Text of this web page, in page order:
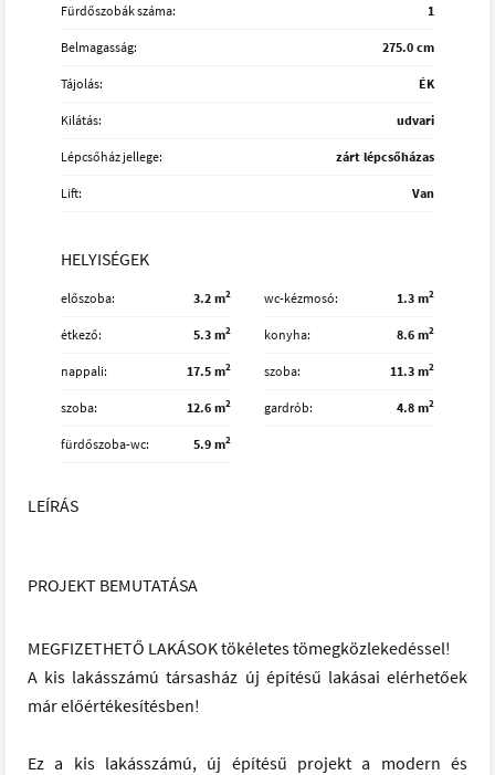
Fürdőszobák száma: 1
Belmagasság: 275.0 cm
Tájolás: ÉK
Kilátás: udvari
Lépcsőház jellege: zárt lépcsőházas
Lift: Van
HELYISÉGEK
előszoba 3.2 m2 wc-kézmosó 1.3 m2
étkező 5.3 m2 konyha 8.6 m2
nappali 17.5 m2 szoba 11.3 m2
szoba 12.6 m2 gardrób 4.8 m2
fürdőszoba-wc 5.9 m2
LEÍRÁS
PROJEKT BEMUTATÁSA
MEGFIZETHETŐ LAKÁSOK tökéletes tömegközlekedéssel!
A kis lakásszámú társasház új építésű lakásai elérhetőek
már előértékesítésben!
Ez a kis lakásszámú, új építésű projekt a modern és